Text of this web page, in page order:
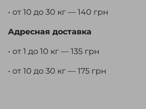
• от 10 до 30 кг — 140 грн
Адресная доставка
• от 1 до 10 кг — 135 грн
• от 10 до 30 кг — 175 грн